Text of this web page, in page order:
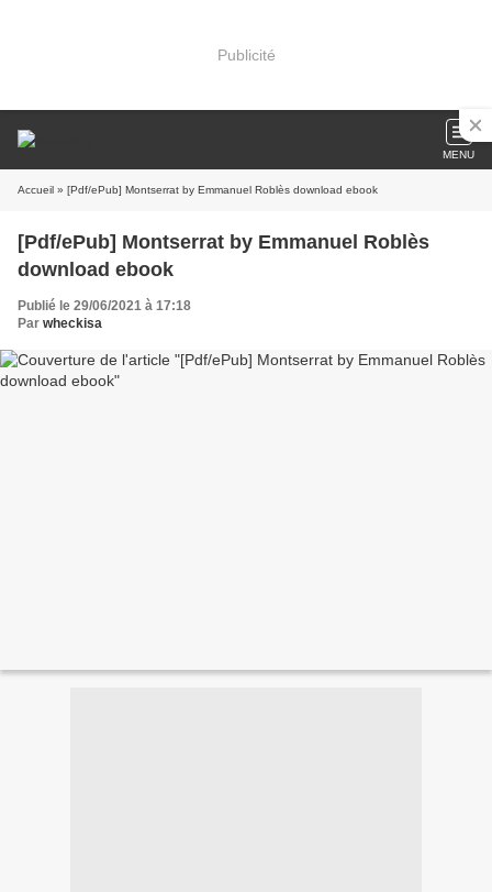
Publicité
MENU
Accueil » [Pdf/ePub] Montserrat by Emmanuel Roblès download ebook
[Pdf/ePub] Montserrat by Emmanuel Roblès
download ebook
Publié le 29/06/2021 à 17:18
Par wheckisa